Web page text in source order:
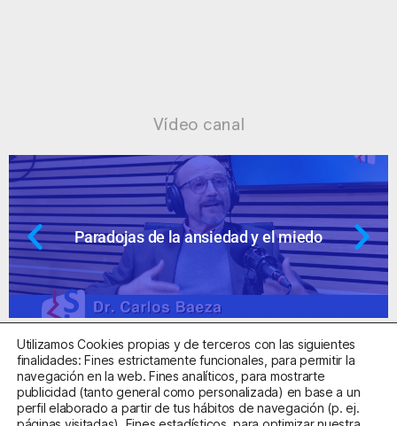
Vídeo canal
Paradojas de la ansiedad y el miedo
Centro Sanitario Autorizado con el código E08737002
Utilizamos Cookies propias y de terceros con las siguientes
finalidades: Fines estrictamente funcionales, para permitir la
navegación en la web. Fines analíticos, para mostrarte
publicidad (tanto general como personalizada) en base a un
perfil elaborado a partir de tus hábitos de navegación (p. ej.